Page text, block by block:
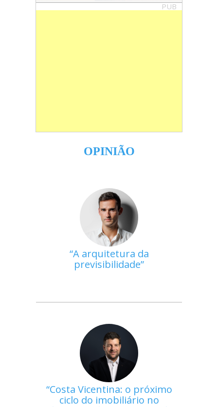
PUB
OPINIÃO
A arquitetura da
previsibilidade
Costa Vicentina: o próximo
ciclo do imobiliário no